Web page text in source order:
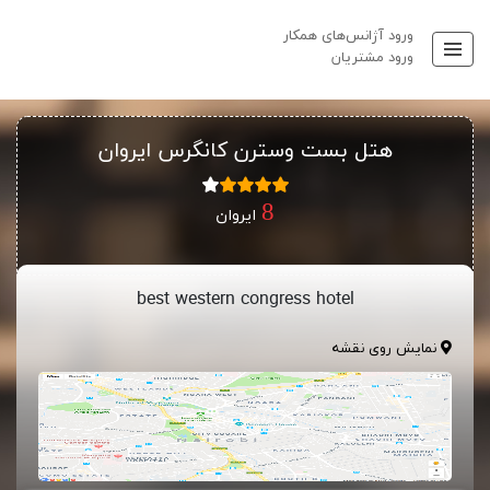
ورود آژانس‌های همکار
ورود مشتریان
هتل بست وسترن کانگرس ایروان
ایروان
best western congress hotel
نمایش روی نقشه